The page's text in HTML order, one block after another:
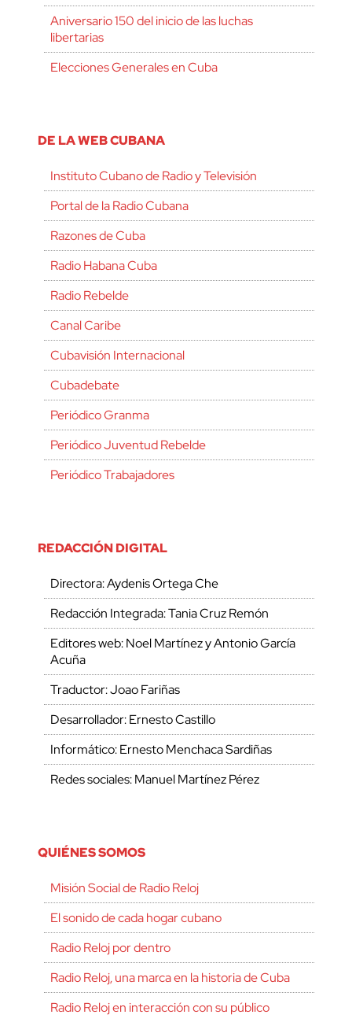
Aniversario 150 del inicio de las luchas
libertarias
Elecciones Generales en Cuba
DE LA WEB CUBANA
Instituto Cubano de Radio y Televisión
Portal de la Radio Cubana
Razones de Cuba
Radio Habana Cuba
Radio Rebelde
Canal Caribe
Cubavisión Internacional
Cubadebate
Periódico Granma
Periódico Juventud Rebelde
Periódico Trabajadores
REDACCIÓN DIGITAL
Directora: Aydenis Ortega Che
Redacción Integrada: Tania Cruz Remón
Editores web: Noel Martínez y Antonio García
Acuña
Traductor: Joao Fariñas
Desarrollador: Ernesto Castillo
Informático: Ernesto Menchaca Sardiñas
Redes sociales: Manuel Martínez Pérez
QUIÉNES SOMOS
Misión Social de Radio Reloj
El sonido de cada hogar cubano
Radio Reloj por dentro
Radio Reloj, una marca en la historia de Cuba
Radio Reloj en interacción con su público